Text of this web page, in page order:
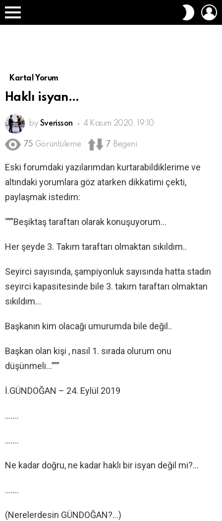
Menü
DIŞ
Kartal Yorum
Haklı isyan…
by Sverisson 4 Kasım 2020, 19:10
75 Görüntüleme 7 Begeni
Eski forumdaki yazılarımdan kurtarabildiklerime ve
altındaki yorumlara göz atarken dikkatimi çekti,
paylaşmak istedim:
“””Beşiktaş taraftarı olarak konuşuyorum…
Her şeyde 3. Takım taraftarı olmaktan sıkıldım..
Seyirci sayısında, şampiyonluk sayısında hatta stadın
seyirci kapasitesinde bile 3. takım taraftarı olmaktan
sıkıldım…
Başkanın kim olacağı umurumda bile değil..
Başkan olan kişi , nasıl 1. sırada olurum onu
düşünmeli…”””
İ.GÜNDOĞAN – 24. Eylül 2019
…….
…….
Ne kadar doğru, ne kadar haklı bir isyan değil mi?…
…….
(Nerelerdesin GÜNDOĞAN?…)